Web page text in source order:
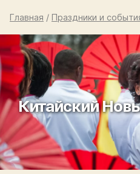
Главная / Праздники и
Китайский